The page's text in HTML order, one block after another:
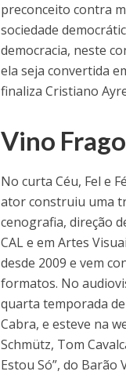
preconceito contra
sociedade
democracia, neste
ela seja convertida
finaliza Cristiano
Vino
No curta Céu, Fel e
ator construiu uma
cenografia, direção
CAL e em Artes
desde 2009 e vem
formatos. No
quarta temporada
Cabra, e esteve na
Schmütz, Tom
Estou Só”, do Barão